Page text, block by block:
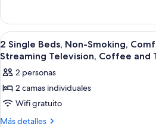
Free
Parking
Maker,
Free
Parking
Single,
Non-
Smoking,
Family
Room,
Larger
Room,
Queen
And
1
Single,
Smoking,
Family
Larger
Room,
Abrir
todas
las
fotos
de
2
Single
5
2 Single Beds, Non-Smoking,
Streaming Television, Coffee and
2 personas
2 camas individuales
Wifi gratuito
Más detalles
Más